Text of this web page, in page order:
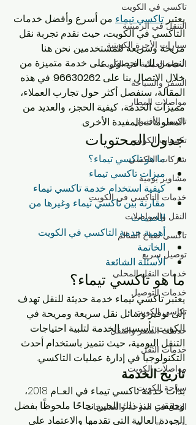
تاكسي في الكويت
التنقل في الرميثية
سيارات الأجرة الكويتية
الحياة العملية في الكويت
السفر والسياحة
مواصلات المطار
تاكسي الأفنيوز
تكسيات الكويت
شركات التاكسي
مشاوير يومية
خدمات التاكسي في الكويت
النقل والمواصلات
تاكسي صباح السالم
توصيل سريع
خدمات النقل المحلي
خدمات التوصيل
تكاسي الكويت
خدمات السفر والتنقل
خدمات النقل
مواصلات الكويت
سياحة الكويت
النقل في الدوحة والصليبخات
يعتبر تاكسي تيماء من أسرع وأفضل خدمات
التاكسي في الكويت، حيث نقدم تجربة نقل
مريحة وسريعة للمستخدمين. نحن هنا
لنضمن لك الحصول على خدمة متميزة من
خلال الاتصال بنا على 96630262. في هذه
المقالة، سنفصل أكثر حول تجارب العملاء،
مميزات الخدمة، كيفية الحجز، والعديد من
المعلومات المفيدة الأخرى.
جدول المحتويات
ما هو تاكسي تيماء؟
ميزات تاكسي تيماء
كيفية استخدام خدمة تاكسي تيماء
مقارنة بين تاكسي تيماء وغيرها من
الخدمات
أهمية خدمة التاكسي في الكويت
الخاتمة
الأسئلة الشائعة
ما هو تاكسي تيماء؟
يعتبر تاكسي تيماء خدمة حديثة للنقل تهدف
إلى توفير وسائل نقل سريعة ومريحة في
الكويت. تأسست الخدمة لتلبية احتياجات
التنقل اليومية، حيث تتميز باستخدام أحدث
التكنولوجيا في إدارة عمليات التاكسي.
تاريخ الخدمة
بدأت خدمة تاكسي تيماء في العـام 2018،
وحققت منذ ذلك الحين نجاحًا ملحوظًا بفضل
الجودة العالية التي تقدمها والاعتماد على